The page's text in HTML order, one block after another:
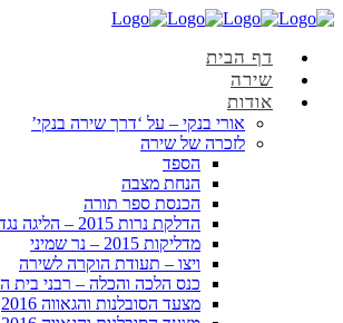
דף הבית
שירה
אודות
אורי בנקי – על ‘דרך שירה בנקי’
לזכרה של שירה
הספד
הנחת מצבה
הכנסת ספר תורה
הדלקת נרות 2015 – הליגה נגד השמצה
מדליקות 2015 – נר שמיני
ויצו – תעודת הוקרה לשירה
כנס הלכה והכלה – רבני בית
מצעד הסובלנות והגאווה 2016